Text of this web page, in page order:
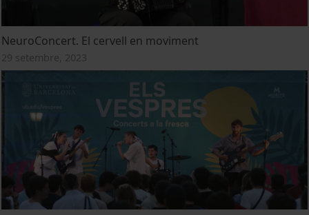
NeuroConcert. El cervell en moviment
29 setembre, 2023